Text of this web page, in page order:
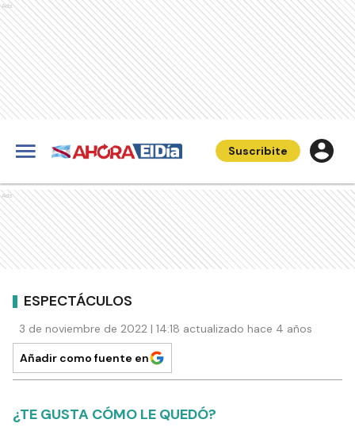
Ads
Suscribite
Ads
ESPECTÁCULOS
3 de noviembre de 2022 | 14:18 actualizado hace 4 años
Añadir como fuente en
¿TE GUSTA CÓMO LE QUEDÓ?